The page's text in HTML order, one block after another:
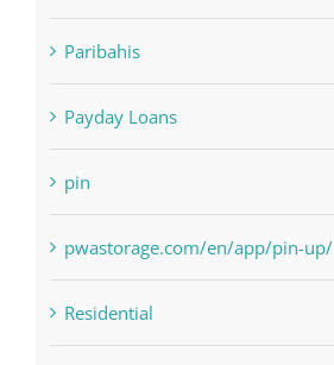
Paribahis
Payday Loans
pin
pwastorage.com/en/app/pin-up/
Residential